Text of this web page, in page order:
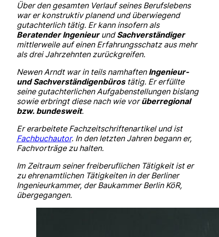
Über den gesamten Verlauf seines Berufslebens
war er konstruktiv planend und überwiegend
gutachterlich tätig. Er kann insofern als
Beratender IngenieurundSachverständiger
mittlerweile auf einen Erfahrungsschatz aus mehr
als drei Jahrzehnten zurückgreifen.
Newen Arndt war in teils namhaften Ingenieur-
und Sachverständigenbürostätig. Er erfüllte
seine gutachterlichen Aufgabenstellungen bislang
sowie erbringt diese nach wie vorüberregional
bzw. bundesweit.
Er erarbeitete Fachzeitschriftenartikel und ist
Fachbuchautor. In den letzten Jahren begann er,
Fachvorträge zu halten.
Im Zeitraum seiner freiberuflichen Tätigkeit ist er
zu ehrenamtlichen Tätigkeiten in der Berliner
Ingenieurkammer, der Baukammer Berlin KöR,
übergegangen.